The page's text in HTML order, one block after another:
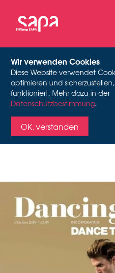
Wir verwenden Cookies
Diese Website verwendet
optimieren und
funktioniert. Mehr dazu in der
Datenschutzbestimmung.
OK, verstanden
PAST
- SAPA IN
Cover der Zeitschrift
Paul
erkundet
Archiv der